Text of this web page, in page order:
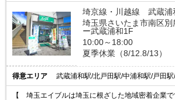
埼京線・川越線 武蔵浦
埼玉県さいたま市南区
ー武蔵浦和1F
10:00～18:00
夏季休業（8/12.8/13）
得意エリア 武蔵浦和駅/北戸田駅/中浦和駅/戸田
【 埼玉エイブルは埼玉に根ざした地域密着企業